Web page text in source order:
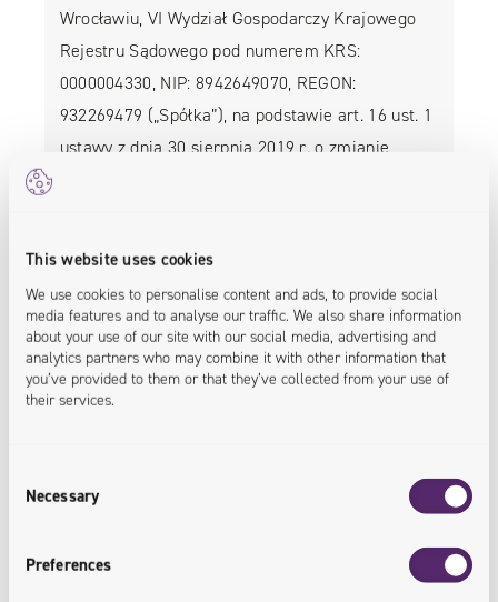
This website uses cookies
We use cookies to personalise content and ads, to provide social
media features and to analyse our traffic. We also share information
about your use of our site with our social media, advertising and
analytics partners who may combine it with other information that
you’ve provided to them or that they’ve collected from your use of
their services.
Selection
Necessary
Preferences
Wrocławiu, VI Wydział Gospodarczy Krajowego
Rejestru Sądowego pod numerem KRS:
0000004330, NIP: 8942649070, REGON:
932269479 („Spółka”), na podstawie art. 16 ust. 1
ustawy z dnia 30 sierpnia 2019 r. o zmianie
21.10.2020
Zarząd Unity S.A. z siedzibą we Wrocławiu,
Rejestru Sądowego prowadzonego przez Sąd